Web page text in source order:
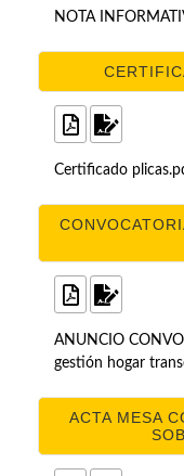
NOTA
Certificado
ANUNCIO
gestión hogar
ACTA MESA